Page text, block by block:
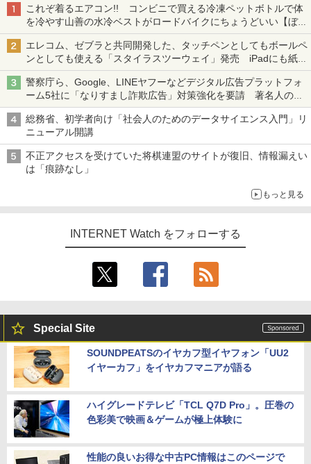
これぞ着るエアコン!! コンビニで買える冷凍ペットボトルで体
を冷やす山善の水冷ベストがロードバイクにちょうどいい【ぼっ
ち・ざ・ろーど！その14】【空いた時間でなにしてる？】
エレコム、ゼブラと共同開発した、タッチペンとしてもボールペ
ンとしても使える「スタイラスツーウェイ」発売 iPadにも紙に
も、持ち替えずに書き込める
警察庁ら、Google、LINEヤフーなどデジタル広告プラットフォ
ーム5社に「なりすまし詐欺広告」対策強化を要請 著名人の写
真や映像を使った投資詐欺などへの対策として
総務省、初学者向け「社会人のためのデータサイエンス入門」リ
ニューアル開講
不正アクセスを受けていた将棋連盟のサイトが復旧、情報漏えい
は「痕跡なし」
もっと見る
INTERNET Watch をフォローする
Special Site
SOUNDPEATSのイヤカフ型イヤフォン「UU2
イヤーカフ」をイヤカフマニアが語る
ハイグレードテレビ「TCL Q7D Pro」。圧巻の
色彩美で映画＆ゲームが極上体験に
性能の良いお得な中古PC情報はこのページで